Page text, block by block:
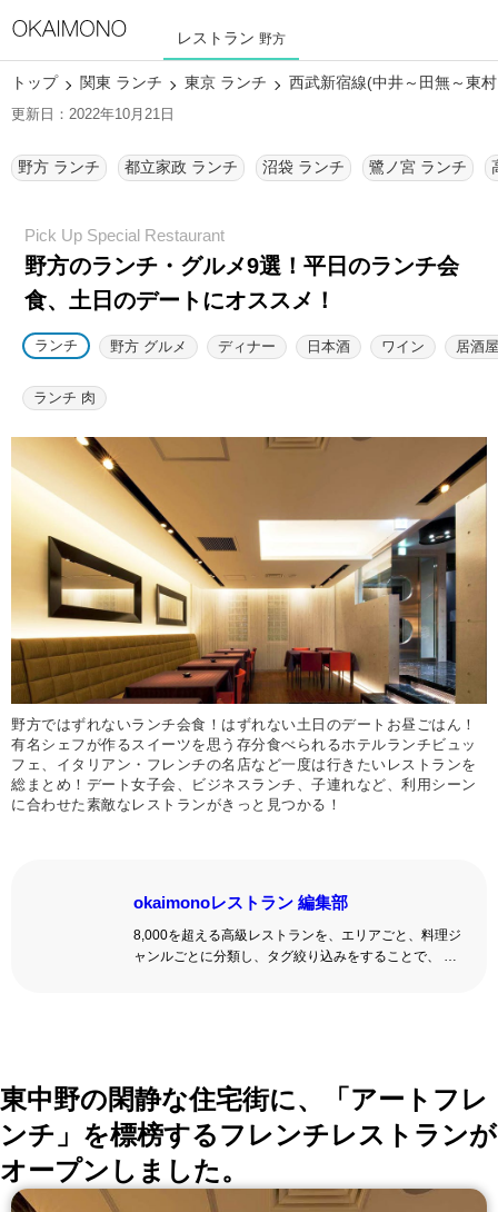
レストラン 野方
トップ 関東 ランチ 東京 ランチ 西武新宿線(中井～田無～東
更新日：2022年10月21日
野方 ランチ 都立家政 ランチ 沼袋 ランチ 鷺ノ宮 ランチ
野方のランチ・グルメ9選！平日のランチ会
食、土日のデートにオススメ！
ランチ 野方 グルメ ディナー 日本酒 ワイン 居酒屋
ランチ 肉
野方ではずれないランチ会食！はずれない土日のデートお昼ごはん！
有名シェフが作るスイーツを思う存分食べられるホテルランチビュッ
フェ、イタリアン・フレンチの名店など一度は行きたいレストランを
総まとめ！デート女子会、ビジネスランチ、子連れなど、利用シーン
に合わせた素敵なレストランがきっと見つかる！
okaimonoレストラン 編集部
8,000を超える高級レストランを、エリアごと、料理ジ
ャンルごとに分類し、タグ絞り込みをすることで、 い
東中野の閑静な住宅街に、「アートフレ
ンチ」を標榜するフレンチレストランが
オープンしました。